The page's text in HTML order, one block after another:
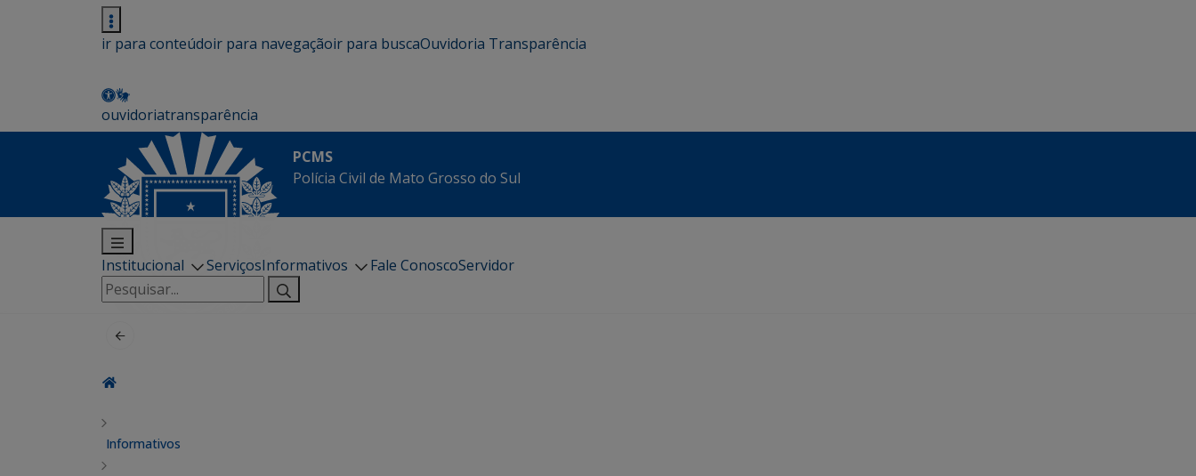
ir para conteúdoir para navegaçãoir para buscaOuvidoria Transparência
ouvidoriatransparência
PCMS
Polícia Civil de Mato Grosso do Sul
Institucional ServiçosInformativos Fale ConoscoServidor
Pesquisar
por:
Informativos